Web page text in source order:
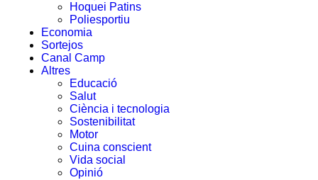
Hoquei Patins
Poliesportiu
Economia
Sortejos
Canal Camp
Altres
Educació
Salut
Ciència i tecnologia
Sostenibilitat
Motor
Cuina conscient
Vida social
Opinió